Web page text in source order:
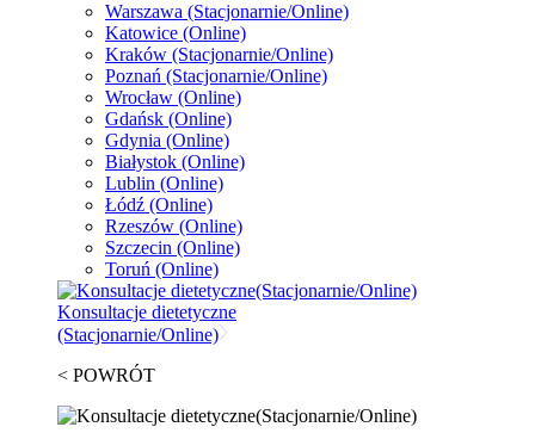
Warszawa (Stacjonarnie/Online)
Katowice (Online)
Kraków (Stacjonarnie/Online)
Poznań (Stacjonarnie/Online)
Wrocław (Online)
Gdańsk (Online)
Gdynia (Online)
Białystok (Online)
Lublin (Online)
Łódź (Online)
Rzeszów (Online)
Szczecin (Online)
Toruń (Online)
Konsultacje dietetyczne
(Stacjonarnie/Online)
< POWRÓT